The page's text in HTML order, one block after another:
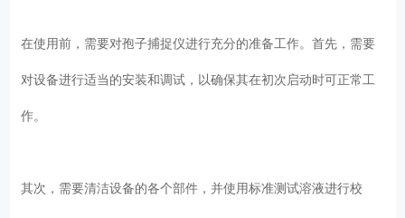
在使用前，需要对孢子捕捉仪进行充分的准备工作。首先，需要
对设备进行适当的安装和调试，以确保其在初次启动时可正常工
作。
其次，需要清洁设备的各个部件，并使用标准测试溶液进行校